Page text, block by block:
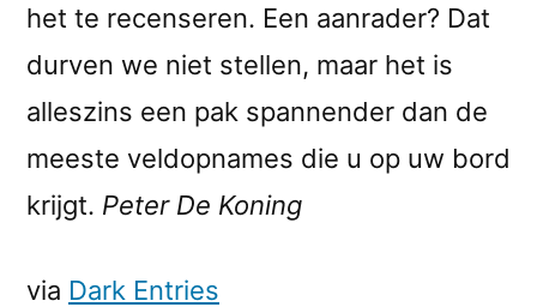
het te recenseren. Een aanrader? Dat
durven we niet stellen, maar het is
alleszins een pak spannender dan de
meeste veldopnames die u op uw bord
krijgt. Peter De Koning
via Dark Entries